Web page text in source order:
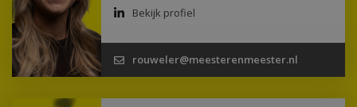
Bekijk profiel
rouweler@meesterenmeester.nl